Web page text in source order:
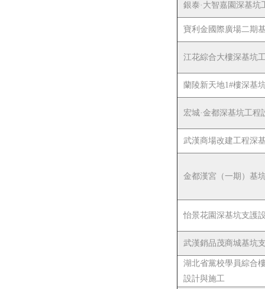
銀泰·大智嘉園深基坑
寶利金國際廣場二期
江花綜合大樓深基坑
蘭陵新天地1#樓深基
宏城·金都深基坑工程
武漢商場改建工程深
金都漢宮（一期）基
怡景花園深基坑支護
武漢銷品茂商城基坑
湖北省黨校學員綜合
設計與施工